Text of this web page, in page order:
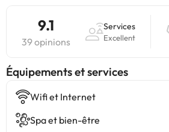
9.1
39 opinions
Services
Excellent
​Équipements et services
Wifi et Internet
Spa et bien-être